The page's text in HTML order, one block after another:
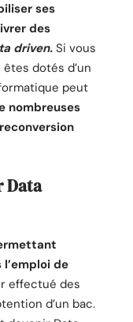
ses
des
driven.Si vous
dotés d’un
peut
nombreuses
Data
de
effectué des
d’un bac.